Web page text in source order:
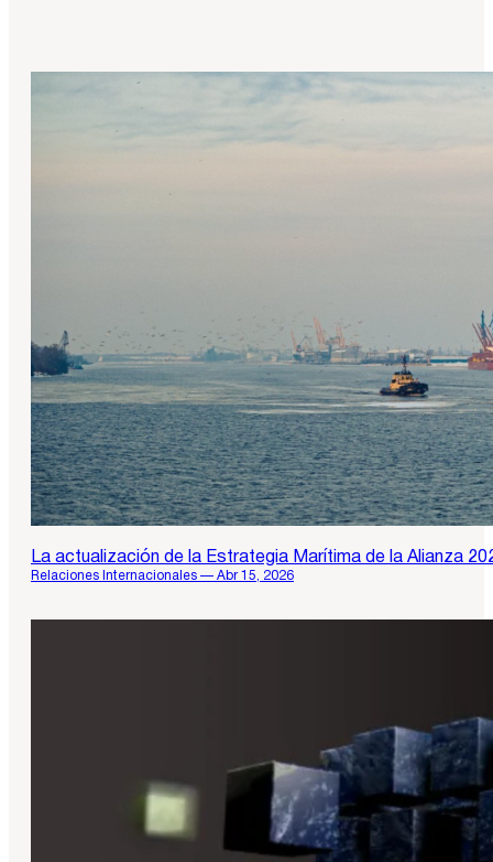
La actualización de la Estrategia Marítima de la Alianza
Relaciones Internacionales — Abr 15, 2026